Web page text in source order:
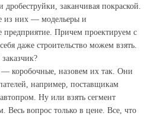
заканчивая покраской.
из них — модельеры и
Причем проектируем с
даже строительство можем взять.
коробочные, назовем их так. Они
например, поставщикам
Ну или взять сегмент
Весь вопрос только в цене. Все, что